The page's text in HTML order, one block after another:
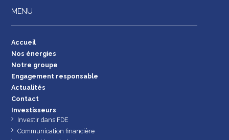
MENU
Accueil
Nos énergies
Notre groupe
Engagement responsable
Actualités
Contact
Investisseurs
Investir dans FDE
Communication financière